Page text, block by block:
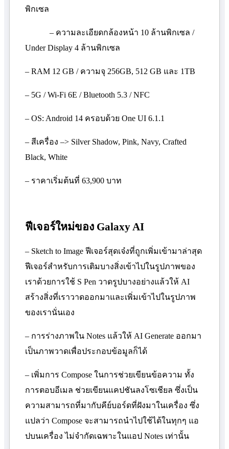
พิกเซล
– ความละเอียดกล้องหน้า 10 ล้านพิกเซล /
Under Display 4 ล้านพิกเซล
– RAM 12 GB / ความจุ 256GB, 512 GB และ 1TB
– 5G / Wi-Fi 6E / Bluetooth 5.3 /NFC
– OS: Android 14 ครอบด้วย One UI 6.1.1
– สีเครื่อง –> Silver Shadow, Pink, Navy, Crafted
Black, White
– ราคาเริ่มต้นที่ 63,900 บาท
ฟีเจอร์ใหม่ของ Galaxy AI
– Sketch to Image ฟีเจอร์สุดเจ๋งที่ถูกเพิ่มเข้ามาล่าสุด
ฟีเจอร์สำหรับการเติมบางสิ่งเข้าไปในรูปภาพของ
เราด้วยการใช้ S Pen วาดรูปบางอย่างแล้วให้ AI
สร้างสิ่งที่เราวาดออกมาและเพิ่มเข้าไปในรูปภาพ
ของเรานั่นเอง
– การร่างภาพใน Notes แล้วให้ AI Generate ออกมา
เป็นภาพวาดเพื่อประกอบข้อมูลก็ได้
– เพิ่มการ Compose ในการช่วยเขียนข้อความ ทั้ง
การตอบอีเมล ช่วยเขียนแคปชันลงโซเชียล ซึ่งเป็น
ความสามารถที่มากับคีย์บอร์ดที่ฝังมาในเครื่อง ซึ่ง
แปลว่า Compose จะสามารถนำไปใช้ได้ในทุกๆ แอ
ปบนเครื่อง ไม่จำกัดเฉพาะในแอป Notes เท่านั้น